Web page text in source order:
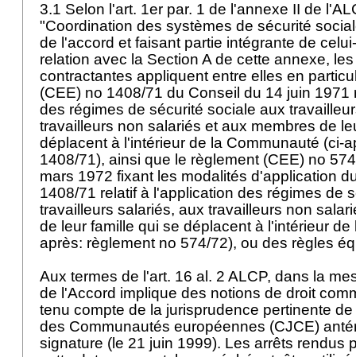
3.1 Selon l'art. 1er par. 1 de l'annexe II de
"Coordination des systèmes de sécurité
de l'accord et faisant partie intégrante de
relation avec la Section A de cette annexe,
contractantes appliquent entre elles en
(CEE) no 1408/71 du Conseil du 14 juin 1971
des régimes de sécurité sociale aux
travailleurs non salariés et aux membres de
déplacent à l'intérieur de la Communauté (ci-
1408/71), ainsi que le règlement (CEE) no
mars 1972 fixant les modalités d'application
1408/71 relatif à l'application des régimes de
travailleurs salariés, aux travailleurs non
de leur famille qui se déplacent à l'intérieur
après: règlement no 574/72), ou des règles
Aux termes de l'art. 16 al. 2 ALCP, dans la
de l'Accord implique des notions de droit
tenu compte de la jurisprudence pertinente
des Communautés européennes (CJCE)
signature (le 21 juin 1999). Les arrêts rendus